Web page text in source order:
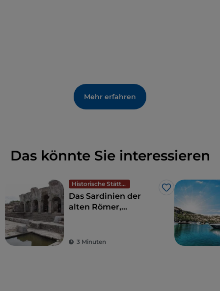
Mehr erfahren
Das könnte Sie interessieren
Historische Stätten
Like
Das Sardinien der
alten Römer,
3 Minuten